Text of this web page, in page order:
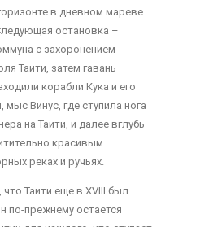
в дневном мареве
остановка –
с захоронением
Таити, затем гавань
корабли Кука и его
мыс Винус, где ступила нога
на Таити, и далее вглубь
красивым
реках и ручьях.
Таити еще в XVIII был
по-прежнему остается